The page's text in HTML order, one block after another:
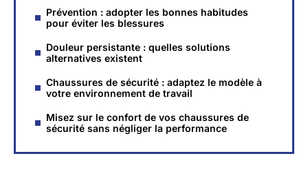
Prévention : adopter les bonnes habitudes
pour éviter les blessures
Douleur persistante : quelles solutions
alternatives existent
Chaussures de sécurité : adaptez le modèle à
votre environnement de travail
Misez sur le confort de vos chaussures de
sécurité sans négliger la performance